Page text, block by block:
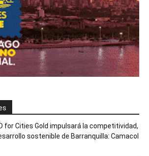
for Cities Gold impulsará la competitividad,
sostenible de Barranquilla: Camacol